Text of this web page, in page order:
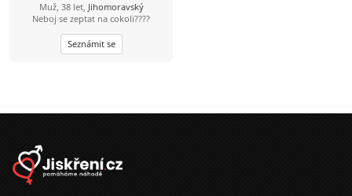
Muž, 38 let, Jihomoravský
Neboj se zeptat na cokoli????
Seznámit se